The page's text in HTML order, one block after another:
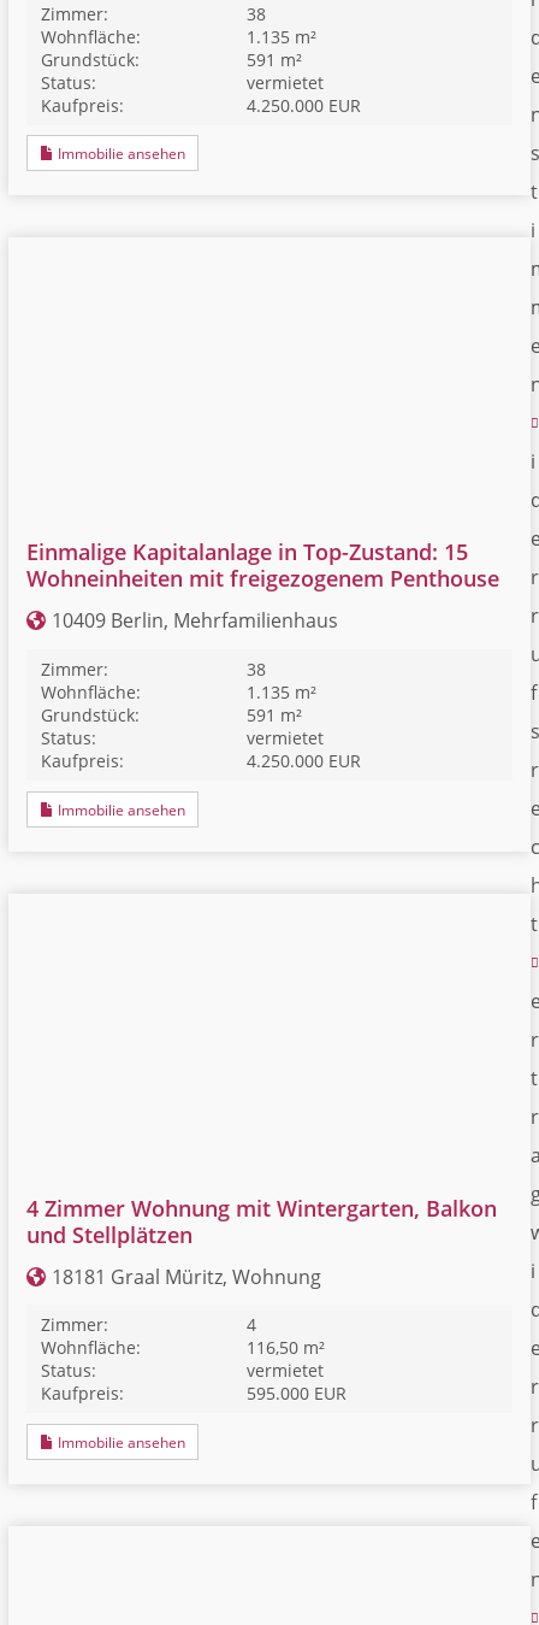
Zimmer:
38
Wohnfläche:
1.135 m²
Grundstück:
591 m²
Status:
vermietet
Kaufpreis:
4.250.000 EUR
Immobilie ansehen
Einmalige Kapitalanlage in Top-Zustand: 15
Wohneinheiten mit freigezogenem Penthouse
10409 Berlin, Mehrfamilienhaus
Zimmer:
38
Wohnfläche:
1.135 m²
Grundstück:
591 m²
Status:
vermietet
Kaufpreis:
4.250.000 EUR
Immobilie ansehen
4 Zimmer Wohnung mit Wintergarten, Balkon
und Stellplätzen
18181 Graal Müritz, Wohnung
Zimmer:
4
Wohnfläche:
116,50 m²
Status:
vermietet
Kaufpreis:
595.000 EUR
Immobilie ansehen
s
t
i
i
r
r
f
s
r
c
t
r
t
r
i
r
r
f